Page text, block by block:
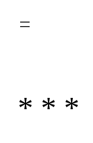
* * *